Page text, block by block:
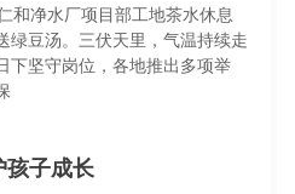
和净水厂项目部工地茶水休息
绿豆汤。三伏天里，气温持续走
下坚守岗位，各地推出多项举
孩子成长